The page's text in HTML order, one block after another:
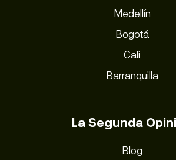
Medellín
Bogotá
Cali
Barranquilla
La Segunda
Blog